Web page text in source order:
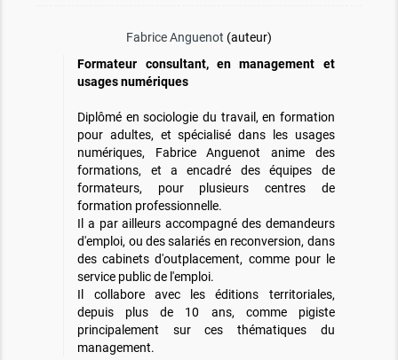
Fabrice Anguenot (auteur)
Formateur consultant, en management et
usages numériques
Diplômé en sociologie du travail, en formation
pour adultes, et spécialisé dans les usages
numériques, Fabrice Anguenot anime des
formations, et a encadré des équipes de
formateurs, pour plusieurs centres de
formation professionnelle.
Il a par ailleurs accompagné des demandeurs
d'emploi, ou des salariés en reconversion, dans
des cabinets d'outplacement, comme pour le
service public de l'emploi.
Il collabore avec les éditions territoriales,
depuis plus de 10 ans, comme pigiste
principalement sur ces thématiques du
management.